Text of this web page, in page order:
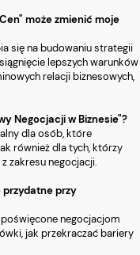
może zmienić moje
się na budowaniu strategii
lepszych warunków
relacji biznesowych,
Negocjacji w Biznesie"?
dla osób, które
również dla tych, którzy
zakresu negocjacji.
przydatne przy
negocjacjom
jak przekraczać bariery